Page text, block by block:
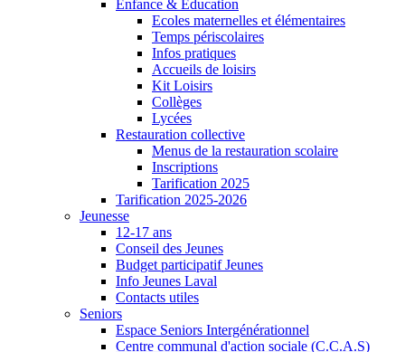
Enfance & Éducation
Ecoles maternelles et élémentaires
Temps périscolaires
Infos pratiques
Accueils de loisirs
Kit Loisirs
Collèges
Lycées
Restauration collective
Menus de la restauration scolaire
Inscriptions
Tarification 2025
Tarification 2025-2026
Jeunesse
12-17 ans
Conseil des Jeunes
Budget participatif Jeunes
Info Jeunes Laval
Contacts utiles
Seniors
Espace Seniors Intergénérationnel
Centre communal d'action sociale (C.C.A.S)